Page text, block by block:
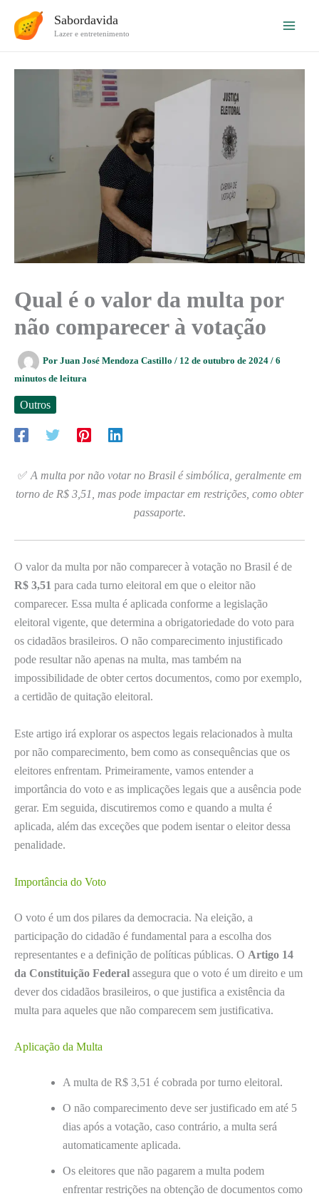
para
Sabordavida
Lazer e entretenimento
Qual é o valor da multa por
não comparecer à votação
Por Juan José Mendoza Castillo / 12 de outubro de 2024 / 6
minutos de leitura
Outros
✅ A multa por não votar no Brasil é simbólica, geralmente em
torno de R$ 3,51, mas pode impactar em restrições, como obter
passaporte.
O valor da multa por não comparecer à votação no Brasil é de
R$ 3,51 para cada turno eleitoral em que o eleitor não
comparecer. Essa multa é aplicada conforme a legislação
eleitoral vigente, que determina a obrigatoriedade do voto para
os cidadãos brasileiros. O não comparecimento injustificado
pode resultar não apenas na multa, mas também na
impossibilidade de obter certos documentos, como por exemplo,
a certidão de quitação eleitoral.
Este artigo irá explorar os aspectos legais relacionados à multa
por não comparecimento, bem como as consequências que os
eleitores enfrentam. Primeiramente, vamos entender a
importância do voto e as implicações legais que a ausência pode
gerar. Em seguida, discutiremos como e quando a multa é
aplicada, além das exceções que podem isentar o eleitor dessa
penalidade.
Importância do Voto
O voto é um dos pilares da democracia. Na eleição, a
participação do cidadão é fundamental para a escolha dos
representantes e a definição de políticas públicas. O Artigo 14
da Constituição Federal assegura que o voto é um direito e um
dever dos cidadãos brasileiros, o que justifica a existência da
multa para aqueles que não comparecem sem justificativa.
Aplicação da Multa
A multa de R$ 3,51 é cobrada por turno eleitoral.
O não comparecimento deve ser justificado em até 5
dias após a votação, caso contrário, a multa será
automaticamente aplicada.
Os eleitores que não pagarem a multa podem
enfrentar restrições na obtenção de documentos como